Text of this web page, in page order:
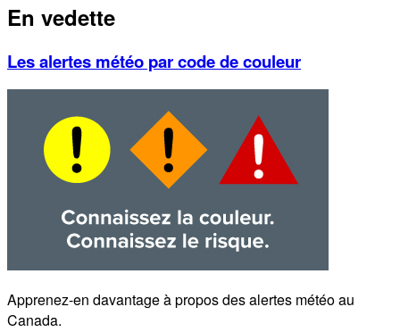
En vedette
Les alertes météo par code de couleur
Apprenez-en davantage à propos des alertes météo au
Canada.